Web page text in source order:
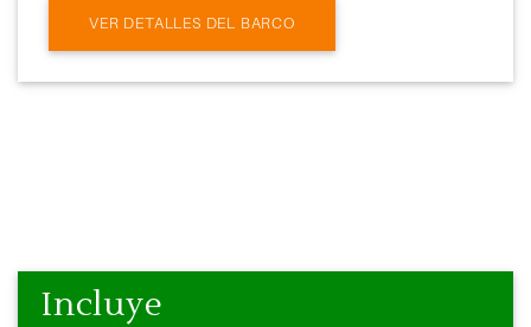
VER DETALLES DEL BARCO
Incluye